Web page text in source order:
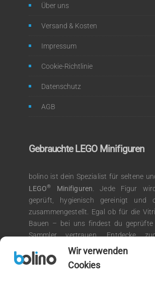
Wir verwenden
Cookies
Über uns
Versand & Kosten
Impressum
Cookie-Richtlinie
Datenschutz
AGB
Gebrauchte LEGO Minifiguren
bolino ist dein Spezialist für seltene
LEGO® Minifiguren. Jede Figur
geprüft, hygienisch gereinigt und
zusammengestellt. Egal ob für die
Bauen – bei uns findest du geprüfte
Sammler vertrauen. Entdecke
Auswahl an LEGO Kiloware
Bauprojekte.